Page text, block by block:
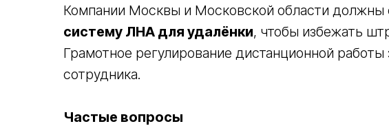
Компании Москвы и Московской области должны
систему ЛНА для удалёнки, чтобы избежать
Грамотное регулирование дистанционной
сотрудника.
Частые вопросы